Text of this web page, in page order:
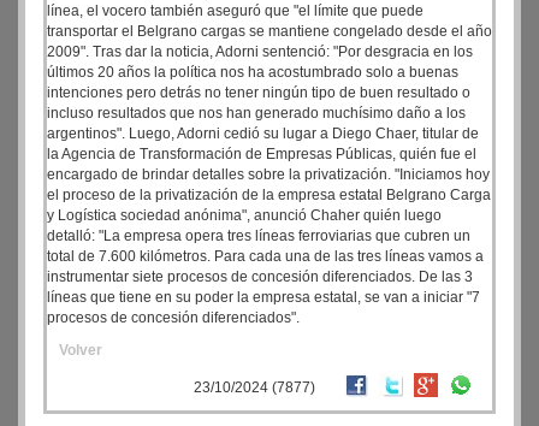
línea, el vocero también aseguró que "el límite que puede
transportar el Belgrano cargas se mantiene congelado desde el año
2009". Tras dar la noticia, Adorni sentenció: "Por desgracia en los
últimos 20 años la política nos ha acostumbrado solo a buenas
intenciones pero detrás no tener ningún tipo de buen resultado o
incluso resultados que nos han generado muchísimo daño a los
argentinos". Luego, Adorni cedió su lugar a Diego Chaer, titular de
la Agencia de Transformación de Empresas Públicas, quién fue el
encargado de brindar detalles sobre la privatización. "Iniciamos hoy
el proceso de la privatización de la empresa estatal Belgrano Carga
y Logística sociedad anónima", anunció Chaher quién luego
detalló: "La empresa opera tres líneas ferroviarias que cubren un
total de 7.600 kilómetros. Para cada una de las tres líneas vamos a
instrumentar siete procesos de concesión diferenciados. De las 3
líneas que tiene en su poder la empresa estatal, se van a iniciar "7
procesos de concesión diferenciados".
Volver
23/10/2024 (7877)